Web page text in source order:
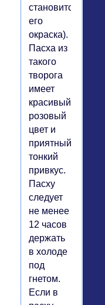
становится
его
окраска).
Пасха из
такого
творога
имеет
красивый
розовый
цвет и
приятный
тонкий
привкус.
Пасху
следует
не менее
12 часов
держать
в холоде
под
гнетом.
Если в